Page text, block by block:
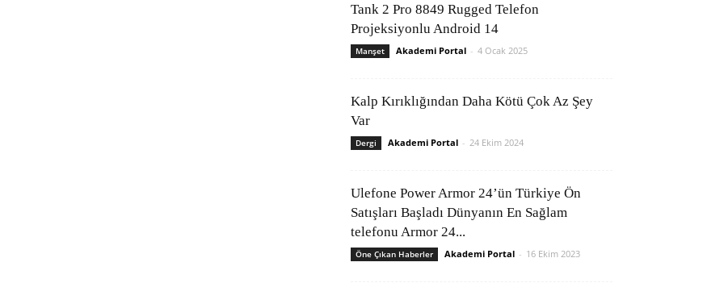
Tank 2 Pro 8849 Rugged Telefon
Projeksiyonlu Android 14
Manşet Akademi Portal - 4 Ocak 2025
Kalp Kırıklığından Daha Kötü Çok Az Şey
Var
Dergi Akademi Portal - 24 Ekim 2024
Ulefone Power Armor 24’ün Türkiye Ön
Satışları Başladı Dünyanın En Sağlam
telefonu Armor 24...
Öne Çıkan Haberler Akademi Portal - 16 Ekim 2023